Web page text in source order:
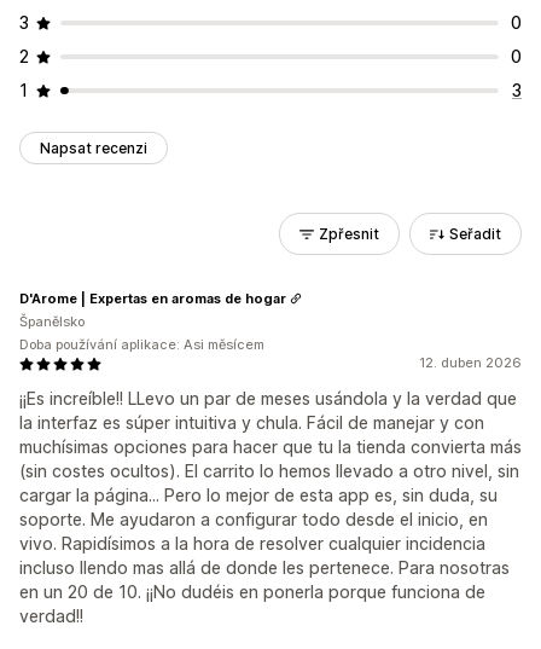
3
0
2
0
1
3
Napsat recenzi
Zpřesnit Seřadit
12. duben 2026
¡¡Es increíble!! LLevo un par de meses usándola y la verdad que
la interfaz es súper intuitiva y chula. Fácil de manejar y con
muchísimas opciones para hacer que tu la tienda convierta más
(sin costes ocultos). El carrito lo hemos llevado a otro nivel, sin
cargar la página... Pero lo mejor de esta app es, sin duda, su
soporte. Me ayudaron a configurar todo desde el inicio, en
vivo. Rapidísimos a la hora de resolver cualquier incidencia
incluso llendo mas allá de donde les pertenece. Para nosotras
en un 20 de 10. ¡¡No dudéis en ponerla porque funciona de
verdad!!
D'Arome | Expertas en aromas de hogar
Španělsko
Doba používání aplikace: Asi měsícem